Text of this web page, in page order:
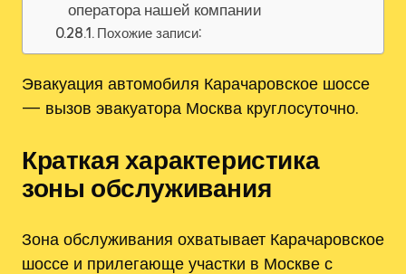
оператора нашей компании
Похожие записи:
Эвакуация автомобиля Карачаровское шоссе
— вызов эвакуатора Москва круглосуточно.
Краткая характеристика
зоны обслуживания
Зона обслуживания охватывает Карачаровское
шоссе и прилегающе участки в Москве с